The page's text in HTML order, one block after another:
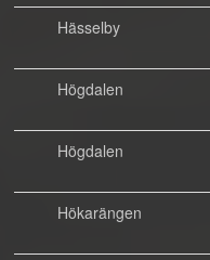
Hässelby
Högdalen
Högdalen
Hökarängen